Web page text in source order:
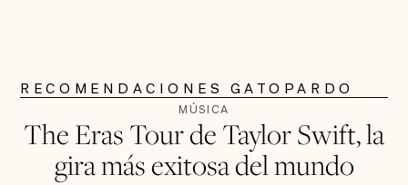
RECOMENDACIONES GATOPARDO
MÚSICA
The Eras Tour de Taylor Swift, la
gira más exitosa del mundo